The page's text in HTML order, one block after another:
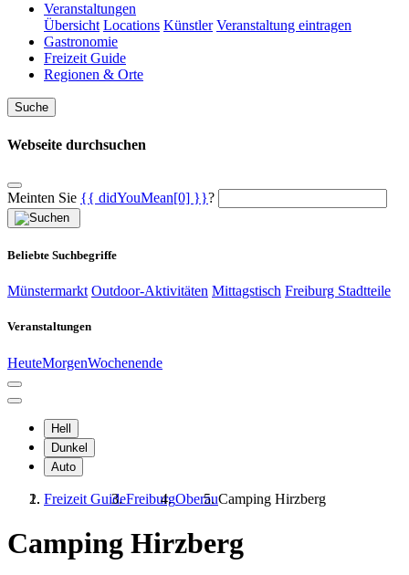
Veranstaltungen
Übersicht Locations Künstler Veranstaltung eintragen
Gastronomie
Freizeit Guide
Regionen & Orte
Suche
Webseite durchsuchen
Meinten Sie {{ didYouMean[0] }}?
Beliebte Suchbegriffe
Münstermarkt Outdoor-Aktivitäten Mittagstisch Freiburg Stadtteile
Veranstaltungen
HeuteMorgenWochenende
Hell
Dunkel
Auto
Freizeit GuideFreiburgOberauCamping Hirzberg
Camping Hirzberg